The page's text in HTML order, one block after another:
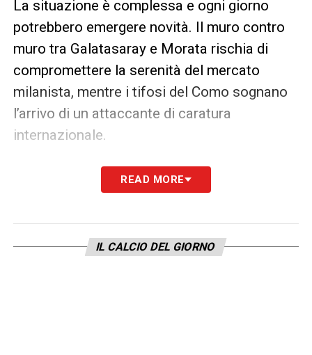
La situazione è complessa e ogni giorno
potrebbero emergere novità. Il muro contro
muro tra Galatasaray e Morata rischia di
compromettere la serenità del mercato
milanista, mentre i tifosi del Como sognano
l’arrivo di un attaccante di caratura
internazionale.
La trattativa rappresenta un nodo cruciale
per il Milan, che dovrà valutare attentamente
Galatasaray non farà passi indietro, Morata
potrebbe essere costretto a rimanere in
READ MORE
IL CALCIO DEL GIORNO